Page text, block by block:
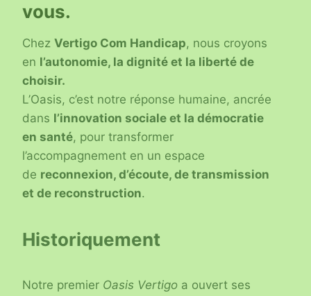
vous.
Chez Vertigo Com Handicap, nous croyons
en l’autonomie, la dignité et la liberté de
choisir.
L’Oasis, c’est notre réponse humaine, ancrée
dans l’innovation sociale et la démocratie
en santé, pour transformer
l’accompagnement en un espace
de reconnexion, d’écoute, de transmission
et de reconstruction.
Historiquement
Notre premier Oasis Vertigo a ouvert ses